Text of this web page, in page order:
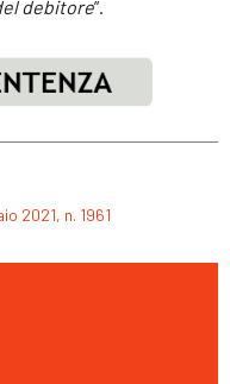
debitore”.
2021, n. 1961